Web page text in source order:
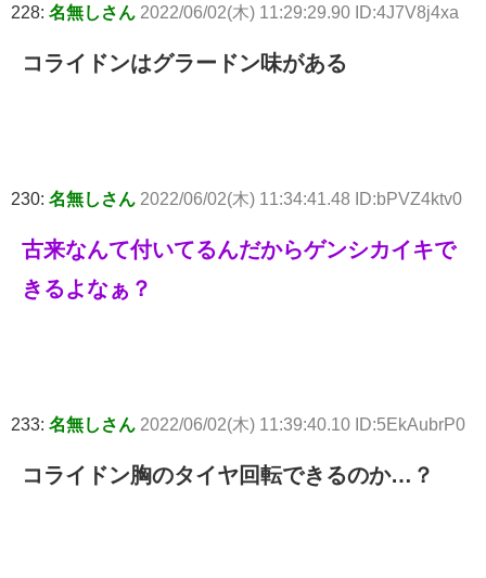
228: 名無しさん 2022/06/02(木) 11:29:29.90 ID:4J7V8j4xa
コライドンはグラードン味がある
230: 名無しさん 2022/06/02(木) 11:34:41.48 ID:bPVZ4ktv0
古来なんて付いてるんだからゲンシカイキで
きるよなぁ？
233: 名無しさん 2022/06/02(木) 11:39:40.10 ID:5EkAubrP0
コライドン胸のタイヤ回転できるのか…？